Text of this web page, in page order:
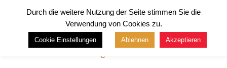
Durch die weitere Nutzung der Seite stimmen Sie die
Verwendung von Cookies zu.
Cookie Einstellungen Ablehnen Akzeptieren